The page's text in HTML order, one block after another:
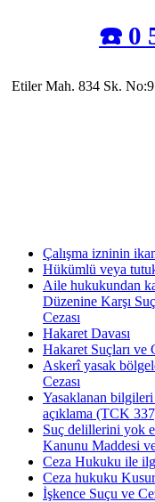
☎️ 0
Etiler Mah. 834 Sk.
Çalışma izninin
Hükümlü veya
Aile hukukundan
Düzenine Karşı
Cezası
Hakaret Davası
Hakaret Suçları ve
Askerî yasak
Cezası
Yasaklanan bilgileri
açıklama (TCK
Suç delillerini yok
Kanunu Maddesi ve
Ceza Hukuku ile
Ceza hukuku
İşkence Suçu ve